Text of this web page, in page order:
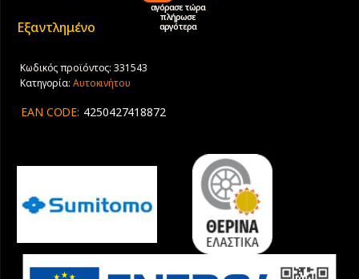
αγόρασε τώρα
πλήρωσε
αργότερα
Εξαντλημένο
Κωδικός προϊόντος:331543
Κατηγορία: Αυτοκινήτου
EAN CODE: 4250427418872